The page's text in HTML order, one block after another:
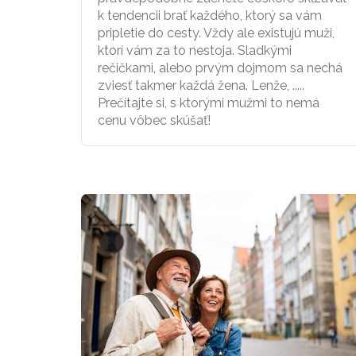
k tendencii brať každého, ktorý sa vám
pripletie do cesty. Vždy ale existujú muži,
ktorí vám za to nestoja. Sladkými
rečičkami, alebo prvým dojmom sa nechá
zviesť takmer každá žena. Lenže, .....
Prečítajte si, s ktorými mužmi to nemá
cenu vôbec skúšať!